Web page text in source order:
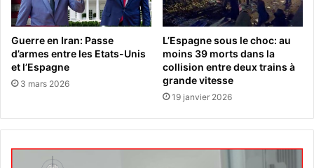
Guerre en Iran: Passe
d’armes entre les Etats-Unis
et l’Espagne
3 mars 2026
L’Espagne sous le choc: au
moins 39 morts dans la
collision entre deux trains à
grande vitesse
19 janvier 2026